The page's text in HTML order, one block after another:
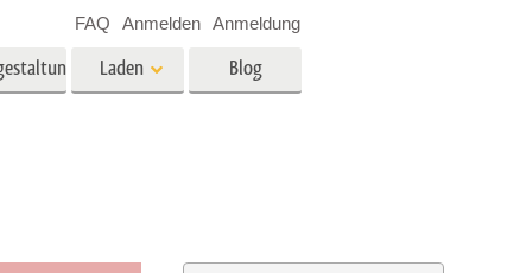
Laden Blog
FAQ Anmelden Anmeldung